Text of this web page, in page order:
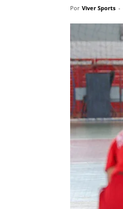
Por Viver Sports -